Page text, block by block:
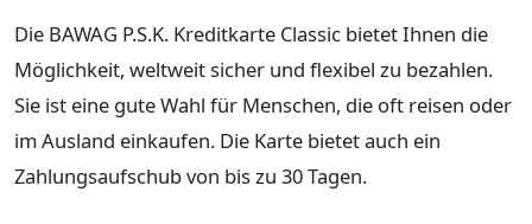
Die BAWAG P.S.K. Kreditkarte Classic bietet Ihnen die
Möglichkeit, weltweit sicher und flexibel zu bezahlen.
Sie ist eine gute Wahl für Menschen, die oft reisen oder
im Ausland einkaufen. Die Karte bietet auch ein
Zahlungsaufschub von bis zu 30 Tagen.